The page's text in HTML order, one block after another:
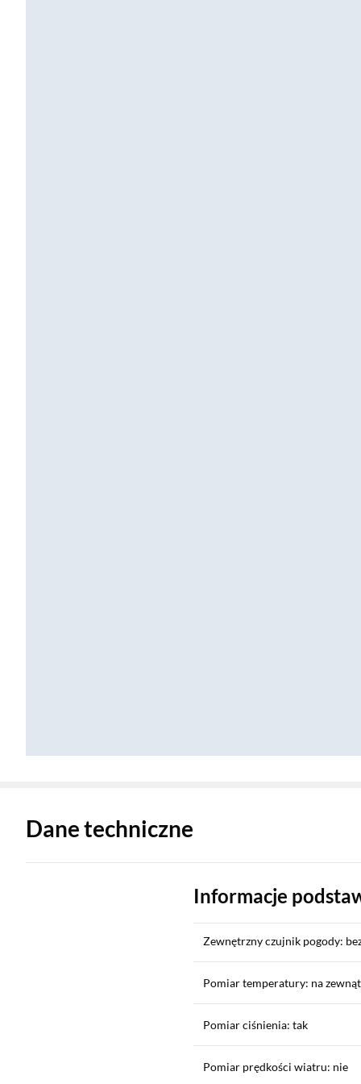
Dane techniczne
Informacje
Zewnętrzny czujnik pogody:
Pomiar temperatury: na
Pomiar ciśnienia: tak
Pomiar prędkości wiatru: nie